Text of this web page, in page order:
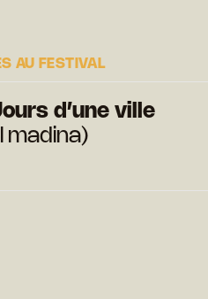
AU FESTIVAL
d’une ville
madina)